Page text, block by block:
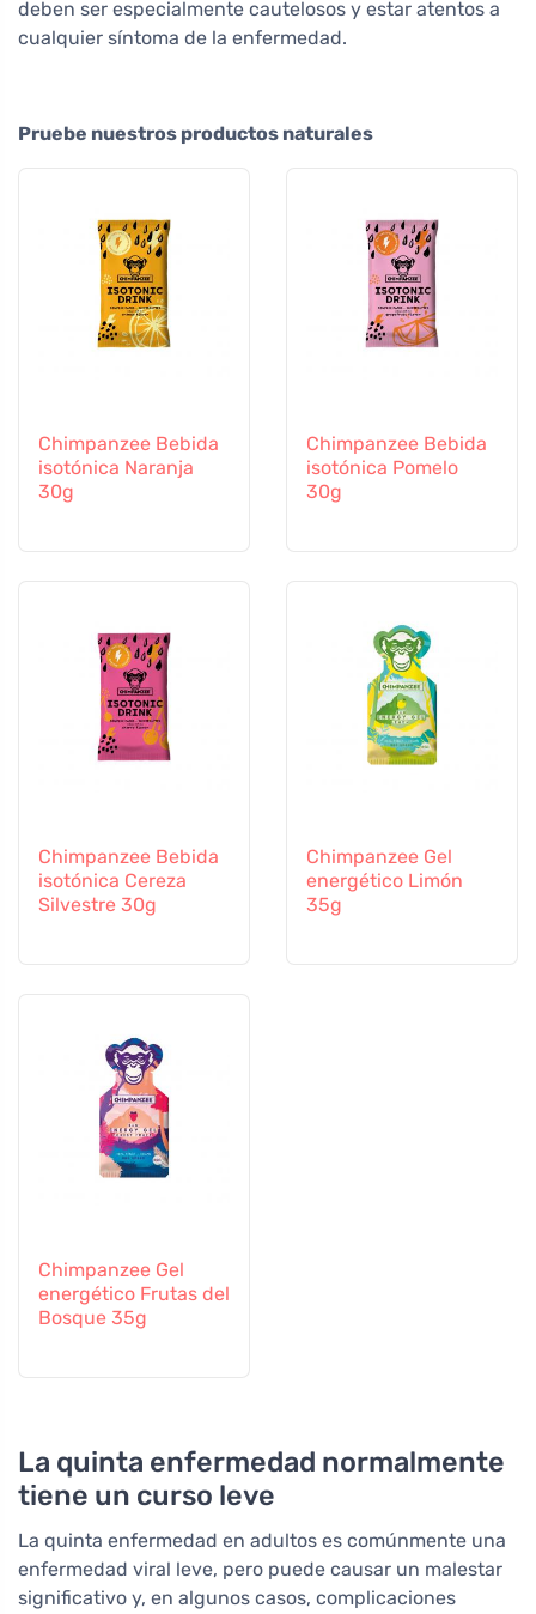
deben ser especialmente cautelosos y estar atentos a
cualquier síntoma de la enfermedad.
Pruebe nuestros productos naturales
Chimpanzee Bebida
isotónica Naranja
30g
Chimpanzee Bebida
isotónica Pomelo
30g
Chimpanzee Bebida
isotónica Cereza
Silvestre 30g
Chimpanzee Gel
energético Limón
35g
Chimpanzee Gel
energético Frutas del
Bosque 35g
La quinta enfermedad normalmente
tiene un curso leve
La quinta enfermedad en adultos es comúnmente una
enfermedad viral leve, pero puede causar un malestar
significativo y, en algunos casos, complicaciones